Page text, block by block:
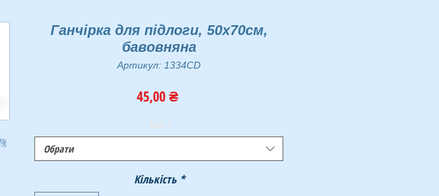
Ганчірка для підлоги, 50х70см,
бавовняна
Артикул: 1334CD
45,00 ₴Ціна
Тип *
Обрати
Кількість *